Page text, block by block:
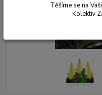
Těšíme se na
Kolektiv